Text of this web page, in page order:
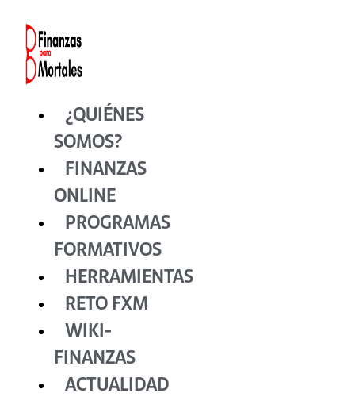
contenido
¿QUIÉNES
SOMOS?
FINANZAS
ONLINE
PROGRAMAS
FORMATIVOS
HERRAMIENTAS
RETO FXM
WIKI-
FINANZAS
ACTUALIDAD